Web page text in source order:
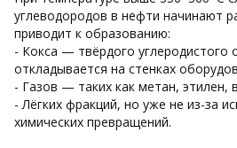
углеводородов в нефти начинают
приводит к образованию:
- Кокса — твёрдого углеродистого
откладывается на стенках
- Газов — таких как метан, этилен,
- Лёгких фракций, но уже не из-за
химических превращений.